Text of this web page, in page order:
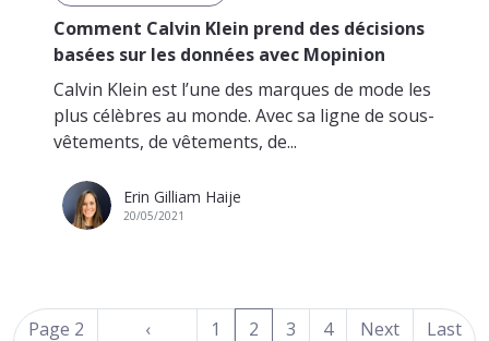
Comment Calvin Klein prend des décisions
basées sur les données avec Mopinion
Calvin Klein est l’une des marques de mode les
plus célèbres au monde. Avec sa ligne de sous-
vêtements, de vêtements, de...
Erin Gilliam Haije
20/05/2021
Page 2
‹
1 2 (current)
3 4
Next
Last